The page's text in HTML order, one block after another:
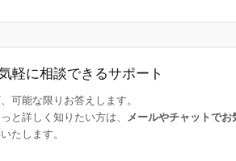
軽に相談できるサポート
可能な限りお答えします。
と詳しく知りたい方は、 メールやチャットで
たします。